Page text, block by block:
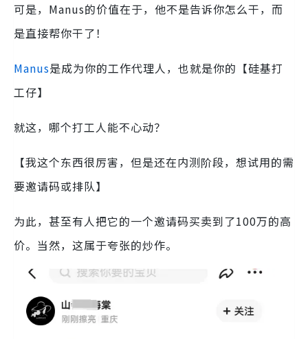
可是，Manus的价值在于，他不是告诉你怎么干，而
是直接帮你干了！
Manus是成为你的工作代理人，也就是你的【硅基打
工仔】
就这，哪个打工人能不心动？
【我这个东西很厉害，但是还在内测阶段，想试用的需
要邀请码或排队】
为此，甚至有人把它的一个邀请码买卖到了100万的高
价。当然，这属于夸张的炒作。